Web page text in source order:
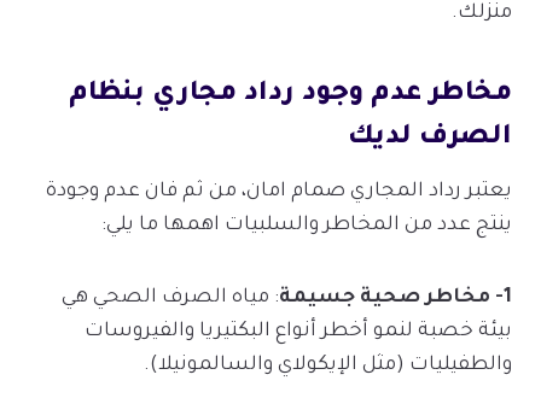
منزلك.
مخاطر عدم وجود رداد مجاري بنظام
الصرف لديك
يعتبر رداد المجاري صمام امان، من ثم فان عدم وجودة
ينتج عدد من المخاطر والسلبيات اهمها ما يلي:
1- مخاطر صحية جسيمة
: مياه الصرف الصحي هي
بيئة خصبة لنمو أخطر أنواع البكتيريا والفيروسات
والطفيليات (مثل الإيكولاي والسالمونيلا).